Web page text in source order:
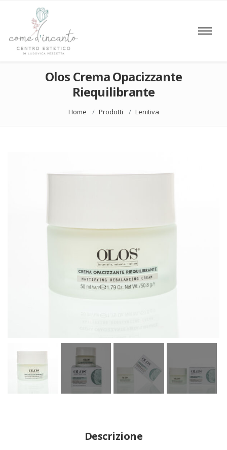
Olos Crema Opacizzante
Riequilibrante
Home Prodotti Lenitiva
Descrizione